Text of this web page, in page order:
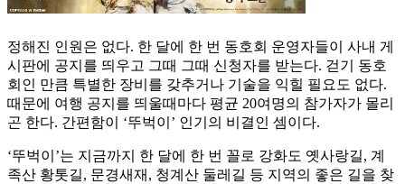
정해진 인원은 없다. 한 달에 한 번 동호회 운영자들이 사내 게
시판에 공지를 띄우고 그때 그때 신청자를 받는다. 걷기 동호
회인 만큼 특별한 장비를 갖추거나 기술을 익힐 필요도 없다.
때문에 여행 공지를 띄울때마다 평균 20여명의 참가자가 몰리
곤 한다. 간편함이 ‘뚜벅이’ 인기의 비결인 셈이다.
‘뚜벅이’는 지금까지 한 달에 한 번 꼴로 강화도 옛사랑길, 계
족산 황톳길, 문경새재, 청계산 둘레길 등 지역의 좋은 길을 찾